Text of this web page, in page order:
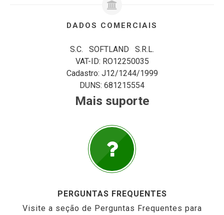
DADOS COMERCIAIS
S.C. SOFTLAND S.R.L.
VAT-ID: RO12250035
Cadastro: J12/1244/1999
DUNS: 681215554
Mais suporte
PERGUNTAS FREQUENTES
Visite a seção de Perguntas Frequentes para